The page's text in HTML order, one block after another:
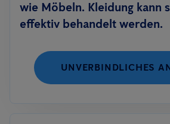
wie Möbeln. Kleidung kann
effektiv behandelt werden.
UNVERBINDLICHES